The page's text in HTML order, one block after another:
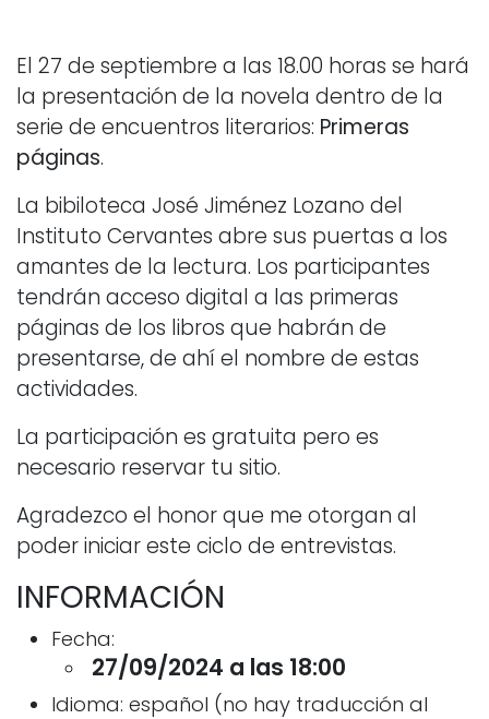
El 27 de septiembre a las 18.00 horas se hará
la presentación de la novela dentro de la
serie de encuentros literarios: Primeras
páginas.
La bibiloteca José Jiménez Lozano del
Instituto Cervantes abre sus puertas a los
amantes de la lectura. Los participantes
tendrán acceso digital a las primeras
páginas de los libros que habrán de
presentarse, de ahí el nombre de estas
actividades.
La participación es gratuita pero es
necesario reservar tu sitio.
Agradezco el honor que me otorgan al
poder iniciar este ciclo de entrevistas.
INFORMACIÓN
Fecha:
27/09/2024 a las 18:00
Idioma: español (no hay traducción al